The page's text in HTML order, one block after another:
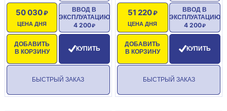
ЦЕНА ДНЯ
50 030
ДОБАВИТЬ
В КОРЗИНУ
ВВОД В
ЭКСПЛУАТАЦИЮ
4 200
КУПИТЬ
БЫСТРЫЙ ЗАКАЗ
ЦЕНА ДНЯ
51 220
ДОБАВИТЬ
В КОРЗИНУ
ВВОД В
ЭКСПЛУАТАЦИЮ
4 200
КУПИТЬ
БЫСТРЫЙ ЗАКАЗ